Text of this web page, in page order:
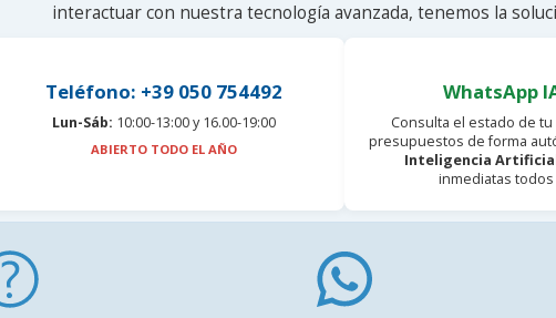
interactuar con nuestra tecnología avanzada, tenemos la
Teléfono: +39 050 754492
Lun-Sáb: 10:00-13:00 y 16.00-19:00
ABIERTO TODO EL AÑO
WhatsApp
Consulta el estado de
presupuestos de forma
Inteligencia
inmediatas todos